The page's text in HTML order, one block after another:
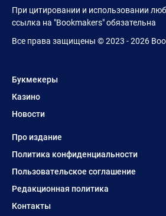
При цитировании и использовании
ссылка на "Bookmakers" обязательна
Все права защищены © 2023 - 2026
Букмекеры
Казино
Новости
Про издание
Политика конфиденциальности
Пользовательское соглашение
Редакционная политика
Контакты